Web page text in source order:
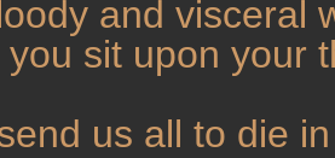
and visceral
sit upon your
us all to die